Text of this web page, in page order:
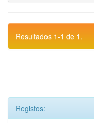
Resultados 1-1 de 1.
Registos: